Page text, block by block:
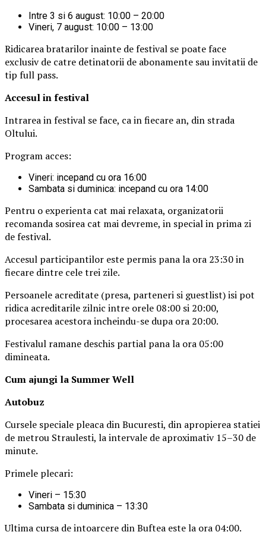
Intre 3 si 6 august: 10:00 – 20:00
Vineri, 7 august: 10:00 – 13:00
Ridicarea bratarilor inainte de festival se poate face
exclusiv de catre detinatorii de abonamente sau invitatii de
tip full pass.
Accesul in festival
Intrarea in festival se face, ca in fiecare an, din strada
Oltului.
Program acces:
Vineri: incepand cu ora 16:00
Sambata si duminica: incepand cu ora 14:00
Pentru o experienta cat mai relaxata, organizatorii
recomanda sosirea cat mai devreme, in special in prima zi
de festival.
Accesul participantilor este permis pana la ora 23:30 in
fiecare dintre cele trei zile.
Persoanele acreditate (presa, parteneri si guestlist) isi pot
ridica acreditarile zilnic intre orele 08:00 si 20:00,
procesarea acestora incheindu-se dupa ora 20:00.
Festivalul ramane deschis partial pana la ora 05:00
dimineata.
Cum ajungi la Summer Well
Autobuz
Cursele speciale pleaca din Bucuresti, din apropierea statiei
de metrou Straulesti, la intervale de aproximativ 15–30 de
minute.
Primele plecari:
Vineri – 15:30
Sambata si duminica – 13:30
Ultima cursa de intoarcere din Buftea este la ora 04:00.